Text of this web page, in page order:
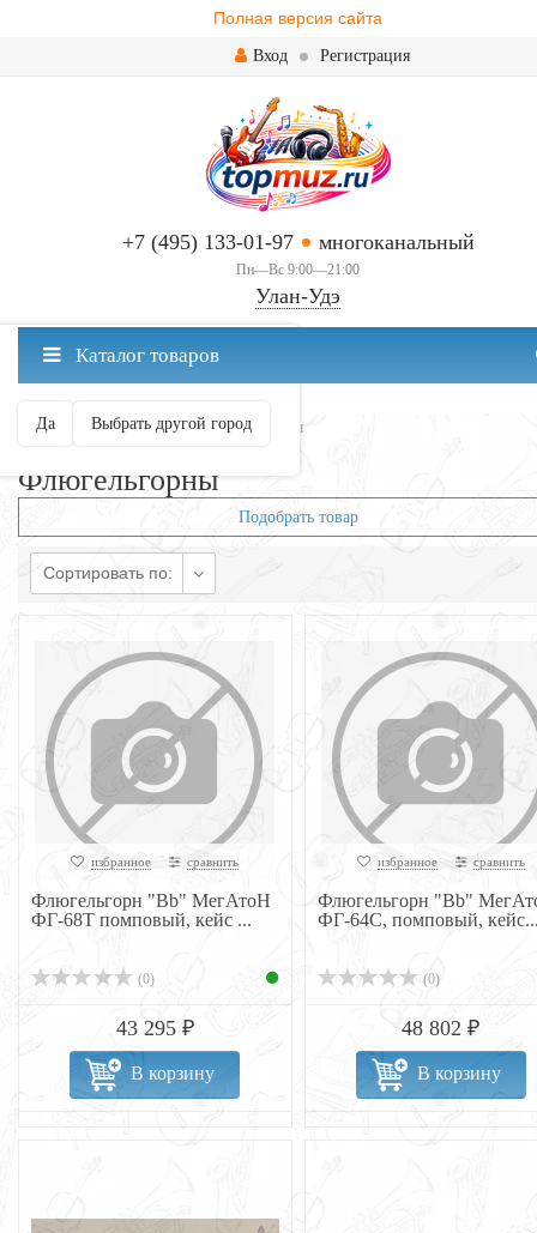
Полная версия сайта
Вход Регистрация
+7 (495) 133-01-97 многоканальный
Пн—Вс 9:00—21:00
Улан-Удэ
Улан-Удэ ваш город?
Да Выбрать другой город
Каталог товаров
Главная Духовые Флюгельгорны
Флюгельгорны
Подобрать товар
Сортировать по:
избранное сравнить
Флюгельгорн "Bb" МегАтоН
ФГ-68Т помповый, кейс ...
(0)
43 295 ₽
В корзину
избранное сравнить
Флюгельгорн "Bb"
ФГ-64С, помповый,
(0)
48 802 ₽
В корзину